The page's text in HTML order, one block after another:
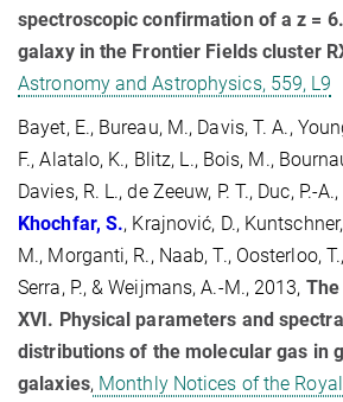
spectroscopic confirmation of a z =
galaxy in the Frontier Fields cluster
Astronomy and Astrophysics, 559, L9
Bayet, E., Bureau, M., Davis, T. A.,
F., Alatalo, K., Blitz, L., Bois, M.,
Davies, R. L., de Zeeuw, P. T., Duc, P.-
Khochfar, S., Krajnović, D.,
M., Morganti, R., Naab, T., Oosterloo,
Serra, P., & Weijmans, A.-M., 2013, The
XVI. Physical parameters and
distributions of the molecular gas in
galaxies,Monthly Notices of the